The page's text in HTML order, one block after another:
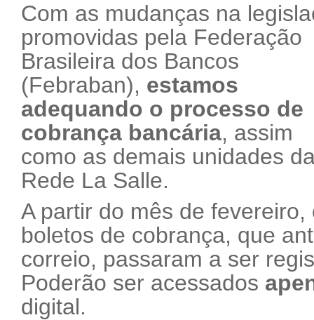
Com as mudanças na
promovidas pela Federação
Brasileira dos Bancos
(Febraban), estamos
adequando o processo de
cobrança bancária, assim
como as demais unidades
Rede La Salle.
A partir do mês de fevereiro,
boletos de cobrança, que
correio, passaram a ser
Poderão ser acessados
digital.